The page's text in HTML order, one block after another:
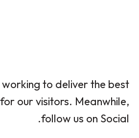
to deliver the best
our visitors. Meanwhile,
follow us on Social.